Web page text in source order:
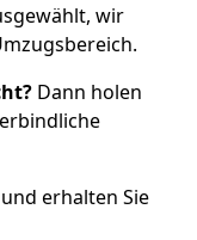
wir
Dann holen
erhalten Sie